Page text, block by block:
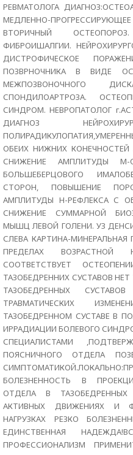
РЕВМАТОЛОГА
МЕДЛЕННО-
ВТОРИЧНЫЙ
ФИБРОИШАЛГИИ.
ДИСТРОФИЧЕСКОЕ
ПОЗВРНОЧНИКА В ВИДЕ
МЕЖПОЗВОНОЧНОГО
СПОНДИЛОАРТРОЗА.
СИНДРОМ. НЕВРОПАТОЛОГ
ДИАГНОЗ
ОБЕИХ НИЖНИХ КОНЕЧНОСТЕЙ
СНИЖЕНИЕ АМПЛИТУДЫ М-
БОЛЬШЕБЕРЦОВОГО
СТОРОН, ПОВЫШЕНИЕ
АМПЛИТУДЫ Н-РЕФЛЕКСА С
СНИЖЕНИЕ СУММАРНОЙ
МЫШЦ ЛЕВОЙ ГОЛЕНИ. УЗ
СЛЕВА КАРТИНА-
ПРЕДЕЛАХ ВОЗРАСТНОЙ
СООТВЕТСТВУЕТ
ТАЗОБЕДРЕННИХ СУСТАВОВ
ТАЗОБЕДРЕННЫХ
ТРАВМАТИЧЕСКИХ
ТАЗОБЕДРЕННОМ СУСТАВЕ В
ИРРАДИАЦИИ БОЛЕВОГО
СПЕЦИАЛИСТАМИ
ПОЯСНИЧНОГО ОТДЕЛА
БОЛЕЗНЕННОСТЬ В
ОТДЕЛА В ТАЗОБЕДРЕННЫХ
АКТИВНЫХ ДВИЖЕНИЯХ И
НАГРУЗКАХ РЕЗКО
ЕДИНСТВЕННАЯ
ПРОФЕССИОНАЛИЗМ